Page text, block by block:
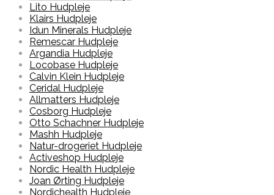
Lito Hudpleje
Klairs Hudpleje
Idun Minerals Hudpleje
Remescar Hudpleje
Argandia Hudpleje
Locobase Hudpleje
Calvin Klein Hudpleje
Ceridal Hudpleje
Allmatters Hudpleje
Cosborg Hudpleje
Otto Schachner Hudpleje
Mashh Hudpleje
Natur-drogeriet Hudpleje
Activeshop Hudpleje
Nordic Health Hudpleje
Joan Ørting Hudpleje
Nordichealth Hudpleje